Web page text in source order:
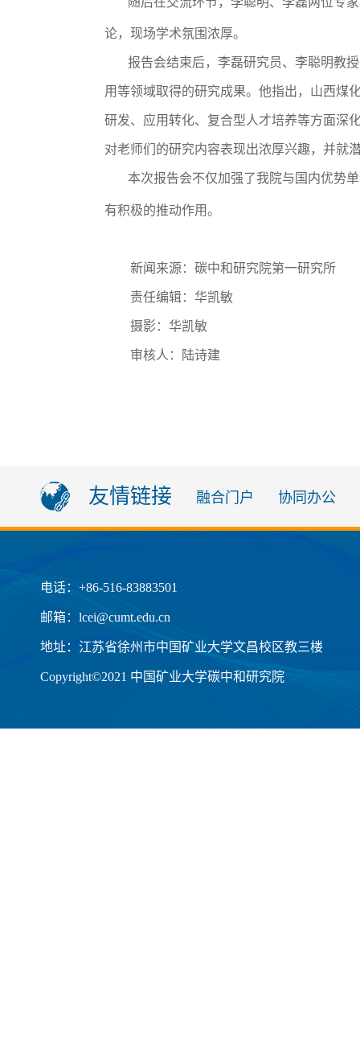
论，现场学术氛围浓厚。
报告会结束后，李磊研究员、李聪明教
用等领域取得的研究成果。他指出，山西煤
研发、应用转化、复合型人才培养等方面深
对老师们的研究内容表现出浓厚兴趣，并就
本次报告会不仅加强了我院与国内优势
有积极的推动作用。
新闻来源：碳中和研究院第一研究所
责任编辑：华凯敏
摄影：华凯敏
审核人：陆诗建
友情链接 融合门户 协同办公
电话：+86-516-83883501
邮箱：lcei@cumt.edu.cn
地址：江苏省徐州市中国矿业大学文昌校区教三楼
Copyright©2021 中国矿业大学碳中和研究院